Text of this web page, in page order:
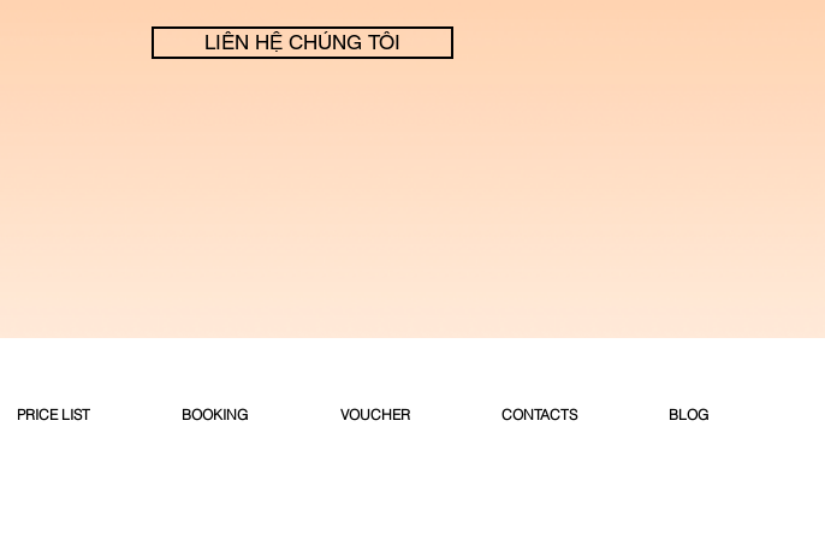
LIÊN HỆ CHÚNG TÔI
PRICE LIST BOOKING VOUCHER CONTACTS BLOG